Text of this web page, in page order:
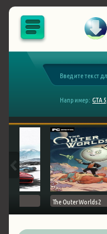
Например: GTA 5,
The Outer Worlds 2